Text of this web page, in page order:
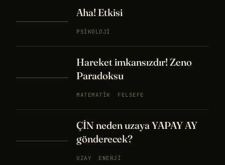
Aha! Etkisi
PSIKOLOJI
Hareket imkansızdır! Zeno
Paradoksu
MATEMATIK FELSEFE
ÇİN neden uzaya YAPAY AY
gönderecek?
UZAY ENERJI